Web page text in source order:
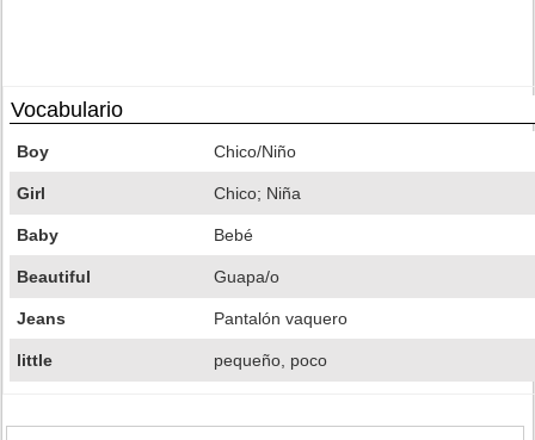
Vocabulario
Boy Chico/Niño
Girl Chico; Niña
Baby Bebé
Beautiful Guapa/o
Jeans Pantalón vaquero
little pequeño, poco